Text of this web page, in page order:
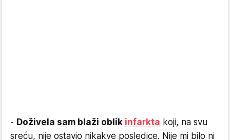
- Doživela sam blaži oblik infarkta koji, na svu
sreću, nije ostavio nikakve posledice. Nije mi bilo ni